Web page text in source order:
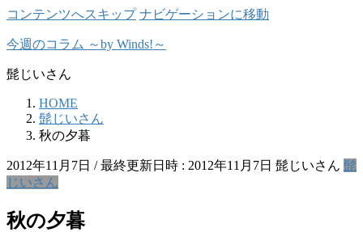
コンテンツへスキップ ナビゲーションに移動
今週のコラム ～by Winds!～
髭じいさん
HOME
髭じいさん
秋の夕暮
2012年11月7日 / 最終更新日時 : 2012年11月7日 髭じいさん 髭
じいさん
秋の夕暮